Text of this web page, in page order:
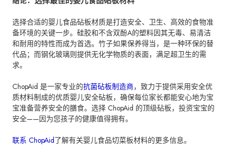
选择合适的婴儿食品砧板材质是打造安全、卫生、高效的食物准
备环境的关键一步。硅胶和不含双酚A的塑料因其无毒、易清洁
和耐用的特性而成为首选。竹子如果保养得当，是一种环保的替
代品；而钢化玻璃则提供无化学物质的表面，满足超卫生的需
求。
ChopAid 是一家专业的抗菌砧板制造商，致力于提供采用安全优
质材料制成的优质婴儿安全砧板，确保每位家长都能安心地为宝
宝准备营养安全的膳食。选择 ChopAid 的顶级砧板，投资宝宝的
安全——因为您孩子的健康值得拥有。
联系 ChopAid了解有关婴儿食品切菜板材料的更多信息。